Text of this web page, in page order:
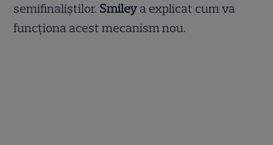
semifinaliștilor. Smiley a explicat cum va
funcționa acest mecanism nou.